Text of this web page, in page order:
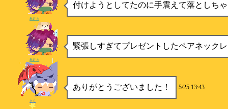
付けようとしてたのに手震えて落としち
鳥好き
緊張しすぎてプレゼントしたペアネック
鳥好き
ありがとうございました！ 5/25 13:43
さく